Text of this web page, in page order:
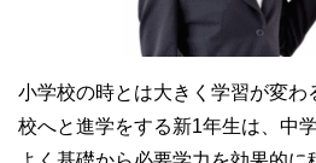
小学校の時とは大きく学習が変わ
校へと進学をする新1年生は、中